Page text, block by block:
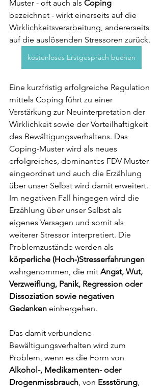
Muster - oft auch als Coping
bezeichnet - wirkt einerseits auf die
Wirklichkeitsverarbeitung, andererseits
auf die auslösenden Stressoren zurück.
kostenloses Erstgespräch buchen
Eine kurzfristig erfolgreiche Regulation
mittels Coping führt zu einer
Verstärkung zur Neuinterpretation der
Wirklichkeit sowie der Vorteilhaftigkeit
des Bewältigungsverhaltens. Das
Coping-Muster wird als neues
erfolgreiches, dominantes FDV-Muster
eingeordnet und auch die Erzählung
über unser Selbst wird damit erweitert.
Im negativen Fall hingegen wird die
Erzählung über unser Selbst als
eigenes Versagen und somit als
weiterer Stressor interpretiert. Die
Problemzustände werden als
körperliche (Hoch-)Stresserfahrungen
wahrgenommen, die mit Angst, Wut,
Verzweiflung, Panik, Regression oder
Dissoziation sowie negativen
Gedanken einhergehen.
Das damit verbundene
Bewältigungsverhalten wird zum
Problem, wenn es die Form von
Alkohol-, Medikamenten- oder
Drogenmissbrauch, von Essstörung,